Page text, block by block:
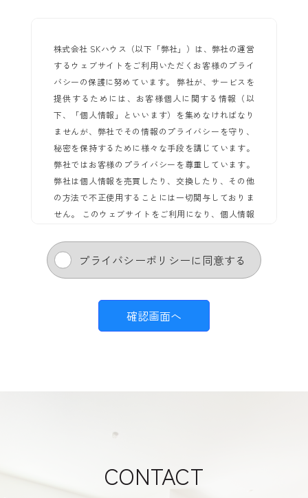
株式会社 SKハウス（以下「弊社」）は、弊社の運営
するウェブサイトをご利用いただくお客様のプライ
バシーの保護に努めています。 弊社が、サービスを
提供するためには、お客様個人に関する情報（以
下、「個人情報」といいます）を集めなければなり
ませんが、弊社でその情報のプライバシーを守り、
秘密を保持するために様々な手段を講じています。
弊社ではお客様のプライバシーを尊重しています。
弊社は個人情報を売買したり、交換したり、その他
の方法で不正使用することには一切関与しておりま
せん。 このウェブサイトをご利用になり、個人情報
シーに説明されている個人情報の取り扱い等につい
て受諾し、承認したものとみなされます。
個人情報収集の目的
の情報を的確にお知らせするため
個人情報の開示
プライバシーポリシーに同意する
CONTACT